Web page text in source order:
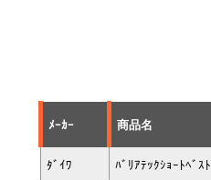
ﾒｰｶｰ 商品名
ﾀﾞｲﾜ ﾊﾞﾘｱﾃｯｸｼｮｰﾄﾍﾞｽﾄ